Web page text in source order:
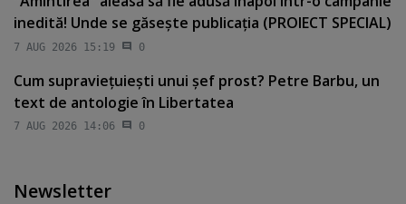
inedită! Unde se găseşte publicaţia (PROIECT SPECIAL)
7 AUG 2026 15:19 0
Cum supravieţuieşti unui şef prost? Petre Barbu, un
text de antologie în Libertatea
7 AUG 2026 14:06 0
Newsletter